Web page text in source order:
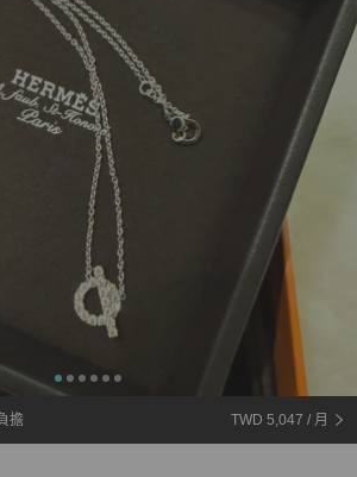
擔 TWD 5,047 / 月